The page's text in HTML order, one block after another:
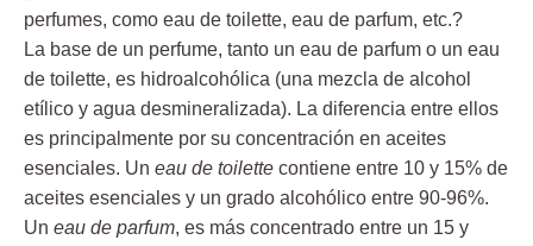
perfumes, como eau de toilette, eau de parfum, etc.?
La base de un perfume, tanto un eau de parfum o un eau
de toilette, es hidroalcohólica (una mezcla de alcohol
etílico y agua desmineralizada). La diferencia entre ellos
es principalmente por su concentración en aceites
esenciales. Un eau de toilette contiene entre 10 y 15% de
aceites esenciales y un grado alcohólico entre 90-96%.
Un eau de parfum, es más concentrado entre un 15 y